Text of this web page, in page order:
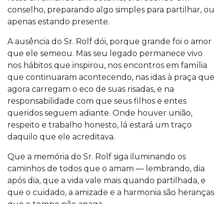
conselho, preparando algo simples para partilhar, ou
apenas estando presente.
A ausência do Sr. Rolf dói, porque grande foi o amor
que ele semeou. Mas seu legado permanece vivo
nos hábitos que inspirou, nos encontros em família
que continuaram acontecendo, nas idas à praça que
agora carregam o eco de suas risadas, e na
responsabilidade com que seus filhos e entes
queridos seguem adiante. Onde houver união,
respeito e trabalho honesto, lá estará um traço
daquilo que ele acreditava.
Que a memória do Sr. Rolf siga iluminando os
caminhos de todos que o amam — lembrando, dia
após dia, que a vida vale mais quando partilhada, e
que o cuidado, a amizade e a harmonia são heranças